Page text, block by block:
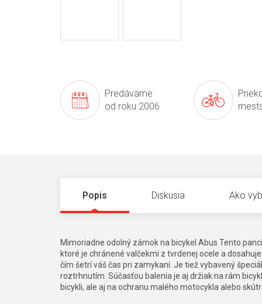
Predávame
od roku 2006
Popis Diskusia Ako
Mimoriadne odolný zámok na bicykel Abus Tento
ktoré je chránené valčekmi z tvrdenej ocele a
čím šetrí váš čas pri zamykaní. Je tiež vybavený
roztrhnutím. Súčasťou balenia je aj držiak na rám
bicykli, ale aj na ochranu malého motocykla alebo